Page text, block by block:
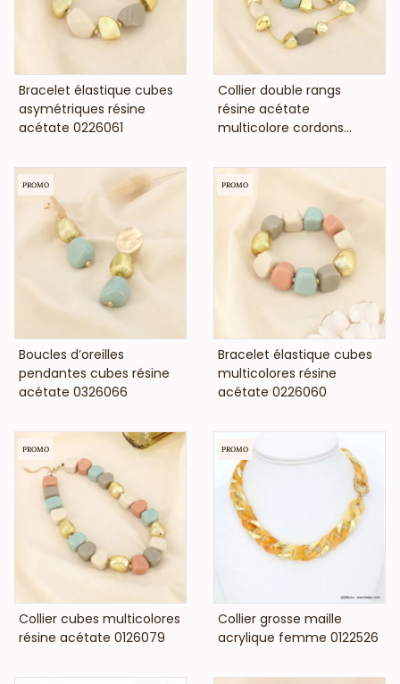
VOIR LE PRIX
Bracelet élastique cubes
asymétriques résine
acétate 0226061
VOIR LE PRIX
Collier double rangs
résine acétate
multicolore cordons...
VOIR LE PRIX
Boucles d’oreilles
pendantes cubes résine
acétate 0326066
PROMO
VOIR LE PRIX
Bracelet élastique cubes
multicolores résine
acétate 0226060
PROMO
VOIR LE PRIX
Collier cubes multicolores
résine acétate 0126079
PROMO
VOIR LE PRIX
Collier grosse maille
acrylique femme 0122526
PROMO